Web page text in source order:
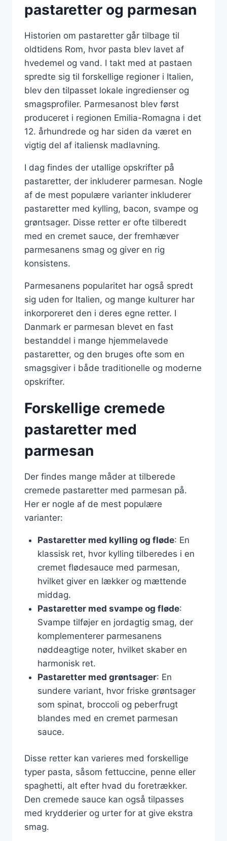
pastaretter og parmesan
Historien om pastaretter går tilbage til
oldtidens Rom, hvor pasta blev lavet af
hvedemel og vand. I takt med at pastaen
spredte sig til forskellige regioner i Italien,
blev den tilpasset lokale ingredienser og
smagsprofiler. Parmesanost blev først
produceret i regionen Emilia-Romagna i det
12. århundrede og har siden da været en
vigtig del af italiensk madlavning.
I dag findes der utallige opskrifter på
pastaretter, der inkluderer parmesan. Nogle
af de mest populære varianter inkluderer
pastaretter med kylling, bacon, svampe og
grøntsager. Disse retter er ofte tilberedt
med en cremet sauce, der fremhæver
parmesanens smag og giver en rig
konsistens.
Parmesanens popularitet har også spredt
sig uden for Italien, og mange kulturer har
inkorporeret den i deres egne retter. I
Danmark er parmesan blevet en fast
bestanddel i mange hjemmelavede
pastaretter, og den bruges ofte som en
smagsgiver i både traditionelle og moderne
opskrifter.
Forskellige cremede
pastaretter med
parmesan
Der findes mange måder at tilberede
cremede pastaretter med parmesan på.
Her er nogle af de mest populære
varianter:
Pastaretter med kylling og fløde: En
klassisk ret, hvor kylling tilberedes i en
cremet flødesauce med parmesan,
hvilket giver en lækker og mættende
middag.
Pastaretter med svampe og fløde:
Svampe tilføjer en jordagtig smag, der
komplementerer parmesanens
nøddeagtige noter, hvilket skaber en
harmonisk ret.
Pastaretter med grøntsager: En
sundere variant, hvor friske grøntsager
som spinat, broccoli og peberfrugt
blandes med en cremet parmesan
sauce.
Disse retter kan varieres med forskellige
typer pasta, såsom fettuccine, penne eller
spaghetti, alt efter hvad du foretrækker.
Den cremede sauce kan også tilpasses
med krydderier og urter for at give ekstra
smag.